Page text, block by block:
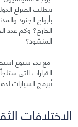
يتطلب الصراع
بأرواح الجنود
الخارج؟ وكم عدد
المنشود؟
مع بدء شيوع
القرارات التي
تُبرمَج السيارات
الاختلافات